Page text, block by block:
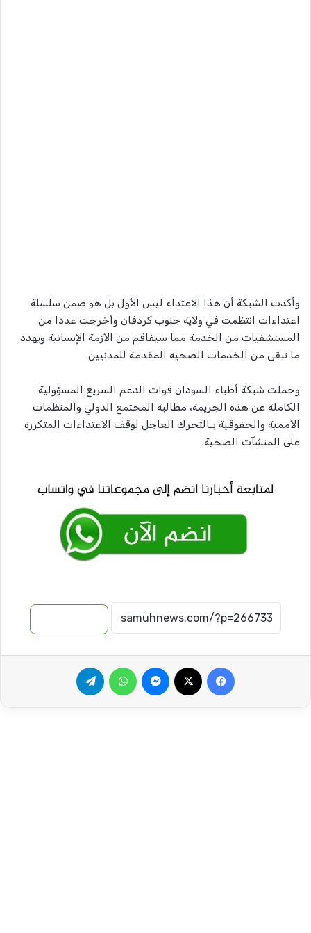
وأكدت الشبكة أن هذا الاعتداء ليس الأول بل هو ضمن سلسلة
اعتداءات انتظمت في ولاية جنوب كردفان وأخرجت عددا من
المستشفيات من الخدمة مما سيفاقم من الأزمة الإنسانية ويهدد
ما تبقى من الخدمات الصحية المقدمة للمدنيين.
وحملت شبكة أطباء السودان قوات الدعم السريع المسؤولية
الكاملة عن هذه الجريمة، مطالبة المجتمع الدولي والمنظمات
الأممية والحقوقية بـالتحرك العاجل لوقف الاعتداءات المتكررة
على المنشآت الصحية.
فيسبوك ماسنجر واتساب